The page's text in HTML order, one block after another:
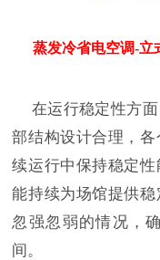
蒸发冷省电空调-立
在运行稳定性方
部结构设计合理，
续运行中保持稳定
能持续为场馆提供
忽强忽弱的情况，
间。